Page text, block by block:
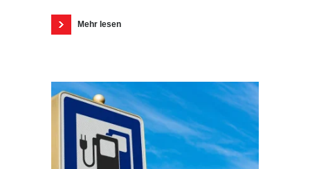
Mehr lesen